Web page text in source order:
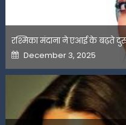
रश्मिका मंदाना ने एआई के बढ़ते
Posted
on
December 3, 2025